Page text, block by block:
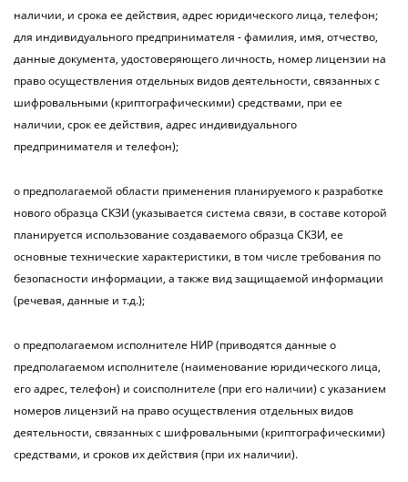
наличии, и срока ее действия, адрес юридического лица, телефон;
для индивидуального предпринимателя - фамилия, имя, отчество,
данные документа, удостоверяющего личность, номер лицензии на
право осуществления отдельных видов деятельности, связанных с
шифровальными (криптографическими) средствами, при ее
наличии, срок ее действия, адрес индивидуального
предпринимателя и телефон);
о предполагаемой области применения планируемого к разработке
нового образца СКЗИ (указывается система связи, в составе которой
планируется использование создаваемого образца СКЗИ, ее
основные технические характеристики, в том числе требования по
безопасности информации, а также вид защищаемой информации
(речевая, данные и т.д.);
о предполагаемом исполнителе НИР (приводятся данные о
предполагаемом исполнителе (наименование юридического лица,
его адрес, телефон) и соисполнителе (при его наличии) с указанием
номеров лицензий на право осуществления отдельных видов
деятельности, связанных с шифровальными (криптографическими)
средствами, и сроков их действия (при их наличии).